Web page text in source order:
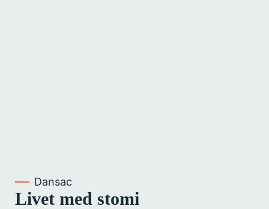
Dansac
Livet med stomi